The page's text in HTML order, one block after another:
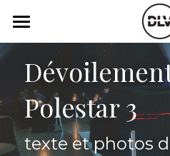
Catégories
Actualité Auto
Électrique
Histoire de chars
Vidéo
Podcast
Radio FM
Polestar 3
texte et photos
LES CATÉGORIES
Toutes les catégories